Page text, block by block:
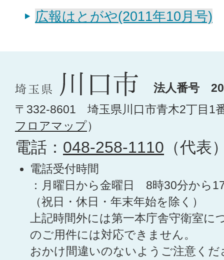
広報はとがや(2011年10月号)
法人番号
〒332-8601 埼玉県川口市青木2丁目1
フロアマップ）
電話： 048-258-1110 （代表
電話受付時間
：月曜日から金曜日 8時30分から
（祝日・休日・年末年始を除く）
上記時間外には第一本庁舎守衛室に
のご用件には対応できません。
おかけ間違いのないようご注意くだ